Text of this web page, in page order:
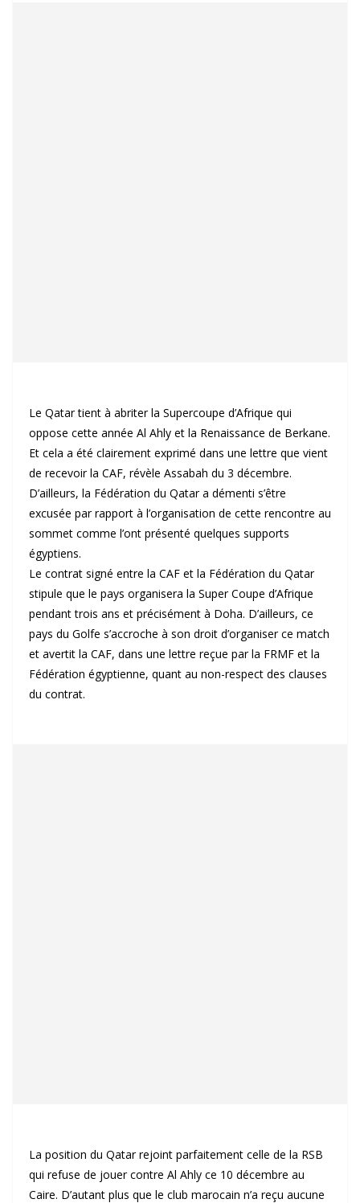
Le Qatar tient à abriter la Supercoupe d’Afrique qui
oppose cette année Al Ahly et la Renaissance de Berkane.
Et cela a été clairement exprimé dans une lettre que vient
de recevoir la CAF, révèle Assabah du 3 décembre.
D’ailleurs, la Fédération du Qatar a démenti s’être
excusée par rapport à l’organisation de cette rencontre au
sommet comme l’ont présenté quelques supports
égyptiens.
Le contrat signé entre la CAF et la Fédération du Qatar
stipule que le pays organisera la Super Coupe d’Afrique
pendant trois ans et précisément à Doha. D’ailleurs, ce
pays du Golfe s’accroche à son droit d’organiser ce match
et avertit la CAF, dans une lettre reçue par la FRMF et la
Fédération égyptienne, quant au non-respect des clauses
du contrat.
La position du Qatar rejoint parfaitement celle de la RSB
qui refuse de jouer contre Al Ahly ce 10 décembre au
Caire. D’autant plus que le club marocain n’a reçu aucune